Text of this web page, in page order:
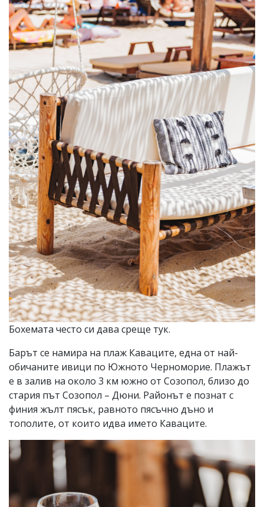
Бохемата често си дава среще тук.
Барът се намира на плаж Каваците, една от най-
обичаните ивици по Южното Черноморие. Плажът
е в залив на около 3 км южно от Созопол, близо до
стария път Созопол – Дюни. Районът е познат с
финия жълт пясък, равното пясъчно дъно и
тополите, от които идва името Каваците.